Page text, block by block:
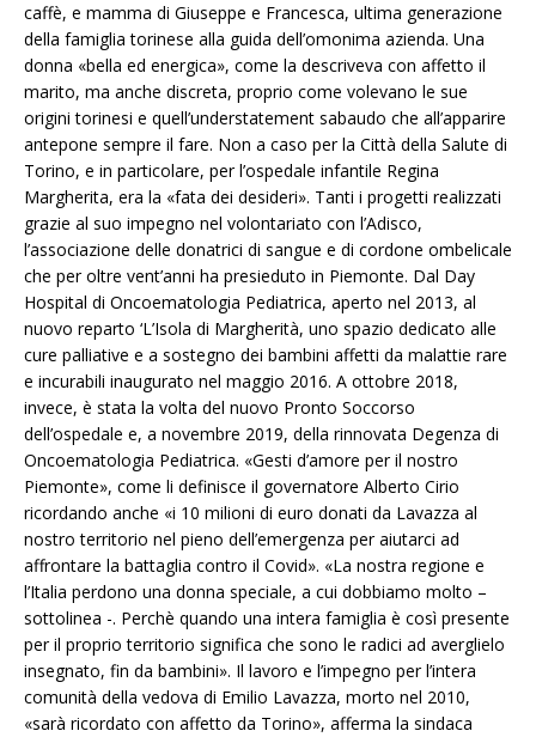
caffè, e mamma di Giuseppe e Francesca, ultima generazione
della famiglia torinese alla guida dell’omonima azienda. Una
donna «bella ed energica», come la descriveva con affetto il
marito, ma anche discreta, proprio come volevano le sue
origini torinesi e quell’understatement sabaudo che all’apparire
antepone sempre il fare. Non a caso per la Città della Salute di
Torino, e in particolare, per l’ospedale infantile Regina
Margherita, era la «fata dei desideri». Tanti i progetti realizzati
grazie al suo impegno nel volontariato con l’Adisco,
l’associazione delle donatrici di sangue e di cordone ombelicale
che per oltre vent’anni ha presieduto in Piemonte. Dal Day
Hospital di Oncoematologia Pediatrica, aperto nel 2013, al
nuovo reparto ‘L’Isola di Margherità, uno spazio dedicato alle
cure palliative e a sostegno dei bambini affetti da malattie rare
e incurabili inaugurato nel maggio 2016. A ottobre 2018,
invece, è stata la volta del nuovo Pronto Soccorso
dell’ospedale e, a novembre 2019, della rinnovata Degenza di
Oncoematologia Pediatrica. «Gesti d’amore per il nostro
Piemonte», come li definisce il governatore Alberto Cirio
ricordando anche «i 10 milioni di euro donati da Lavazza al
nostro territorio nel pieno dell’emergenza per aiutarci ad
affrontare la battaglia contro il Covid». «La nostra regione e
l’Italia perdono una donna speciale, a cui dobbiamo molto –
sottolinea -. Perchè quando una intera famiglia è così presente
per il proprio territorio significa che sono le radici ad averglielo
insegnato, fin da bambini». Il lavoro e l’impegno per l’intera
comunità della vedova di Emilio Lavazza, morto nel 2010,
«sarà ricordato con affetto da Torino», afferma la sindaca